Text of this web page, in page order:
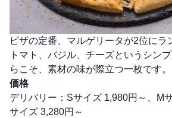
ピザの定番、マルゲリータが2位にラ
トマト、バジル、チーズというシン
らこそ、素材の味が際立つ一枚です。
価格
デリバリー：Sサイズ 1,980円～、M
サイズ 3,280円～